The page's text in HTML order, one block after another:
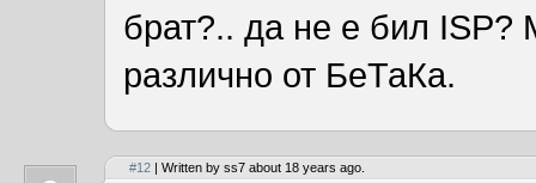
брат?.. да не е бил ISP?
различно от БеТаКа.
#12 | Written by ss7 about 18 years ago.